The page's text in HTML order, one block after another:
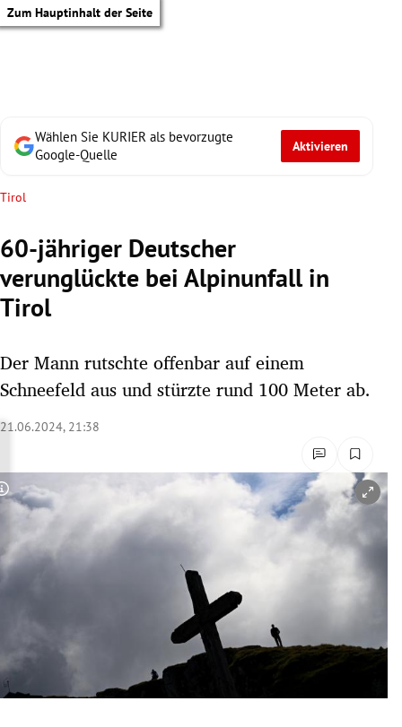
Zum Hauptinhalt der Seite
Untermenü
Untermenü
Untermenü
Untermenü
Wählen Sie KURIER als bevorzugte
Google-Quelle
Aktivieren
Tirol
60-jähriger Deutscher
verunglückte bei Alpinunfall in
Tirol
Der Mann rutschte offenbar auf einem
Schneefeld aus und stürzte rund 100 Meter ab.
21.06.2024, 21:38
Copyright-Hinweis öffnen/schließen